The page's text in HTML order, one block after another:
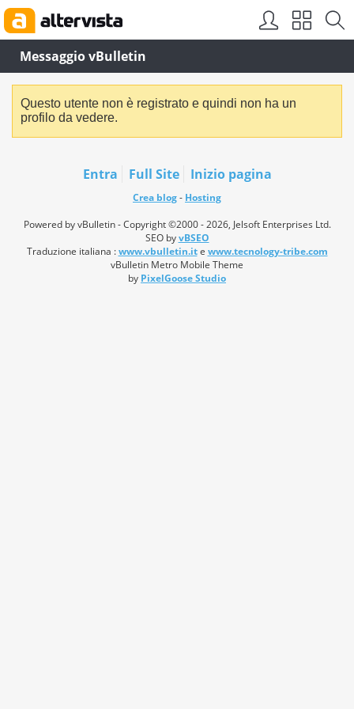
Messaggio vBulletin
Questo utente non è registrato e quindi non ha un
profilo da vedere.
Entra Full Site Inizio pagina
Crea blog- Hosting
Powered by vBulletin - Copyright ©2000 - 2026, Jelsoft Enterprises Ltd.
SEO byvBSEO
Traduzione italiana :www.vbulletin.ite www.tecnology-tribe.com
vBulletin Metro Mobile Theme
by PixelGoose Studio